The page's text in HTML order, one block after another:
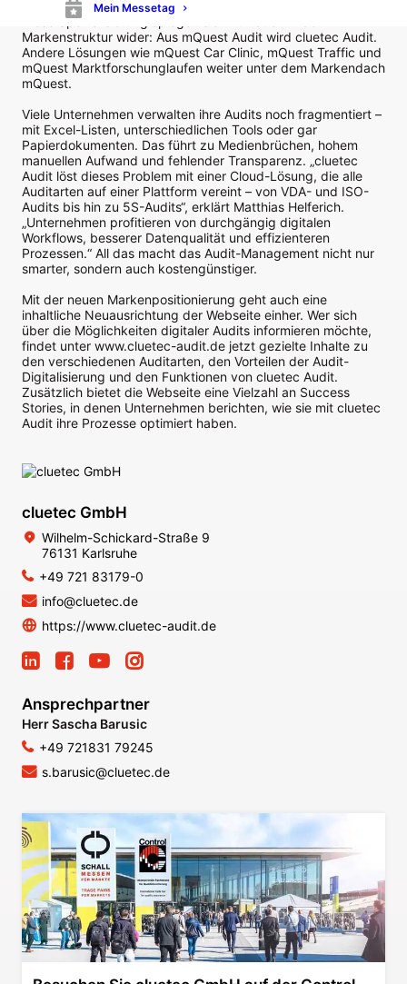
Mein Messetag
Diese Spezialisierung spiegelt sich nun auch in der
Markenstruktur wider: Aus mQuest Audit wird cluetec Audit.
Andere Lösungen wie mQuest Car Clinic, mQuest Traffic und
mQuest Marktforschunglaufen weiter unter dem Markendach
mQuest.
Viele Unternehmen verwalten ihre Audits noch fragmentiert –
mit Excel-Listen, unterschiedlichen Tools oder gar
Papierdokumenten. Das führt zu Medienbrüchen, hohem
manuellen Aufwand und fehlender Transparenz. „cluetec
Audit löst dieses Problem mit einer Cloud-Lösung, die alle
Auditarten auf einer Plattform vereint – von VDA- und ISO-
Audits bis hin zu 5S-Audits“, erklärt Matthias Helferich.
„Unternehmen profitieren von durchgängig digitalen
Workflows, besserer Datenqualität und effizienteren
Prozessen.“ All das macht das Audit-Management nicht nur
smarter, sondern auch kostengünstiger.
Mit der neuen Markenpositionierung geht auch eine
inhaltliche Neuausrichtung der Webseite einher. Wer sich
über die Möglichkeiten digitaler Audits informieren möchte,
findet unter www.cluetec-audit.de jetzt gezielte Inhalte zu
den verschiedenen Auditarten, den Vorteilen der Audit-
Digitalisierung und den Funktionen von cluetec Audit.
Zusätzlich bietet die Webseite eine Vielzahl an Success
Stories, in denen Unternehmen berichten, wie sie mit cluetec
Audit ihre Prozesse optimiert haben.
cluetec GmbH
Wilhelm-Schickard-Straße 9
76131 Karlsruhe
+49 721 83179-0
info@cluetec.de
https://www.cluetec-audit.de
Ansprechpartner
Herr Sascha Barusic
+49 721831 79245
s.barusic@cluetec.de